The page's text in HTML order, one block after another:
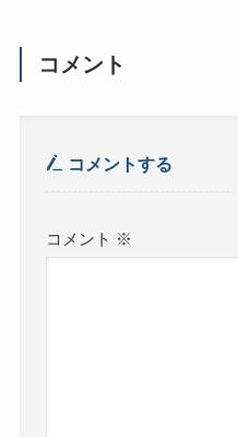
コメント
コメントする
コメント ※